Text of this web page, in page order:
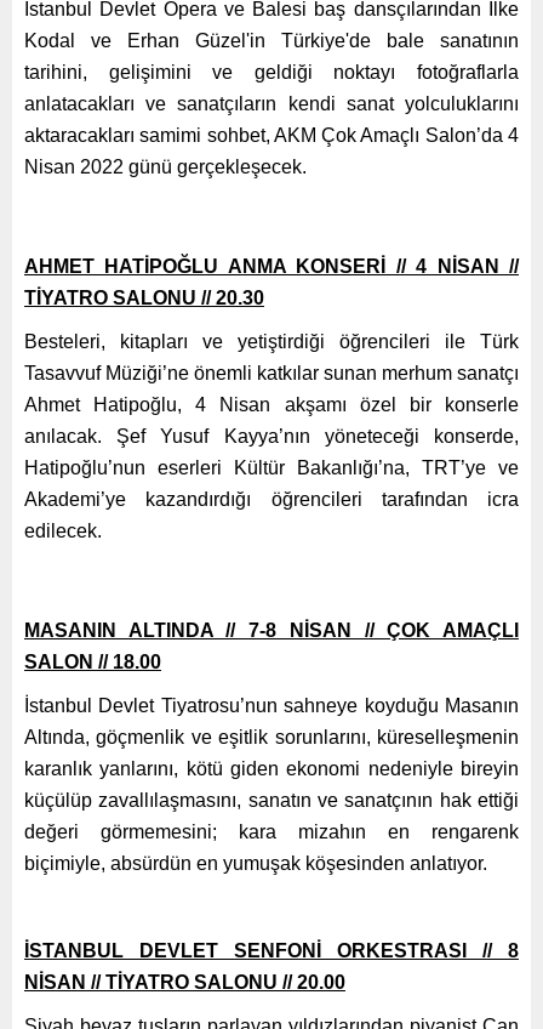
İstanbul Devlet Opera ve Balesi baş dansçılarından İlke
Kodal ve Erhan Güzel'in Türkiye'de bale sanatının
tarihini, gelişimini ve geldiği noktayı fotoğraflarla
anlatacakları ve sanatçıların kendi sanat yolculuklarını
aktaracakları samimi sohbet, AKM Çok Amaçlı Salon’da 4
Nisan 2022 günü gerçekleşecek.
AHMET HATİPOĞLU ANMA KONSERİ // 4 NİSAN //
TİYATRO SALONU // 20.30
Besteleri, kitapları ve yetiştirdiği öğrencileri ile Türk
Tasavvuf Müziği’ne önemli katkılar sunan merhum sanatçı
Ahmet Hatipoğlu, 4 Nisan akşamı özel bir konserle
anılacak. Şef Yusuf Kayya’nın yöneteceği konserde,
Hatipoğlu’nun eserleri Kültür Bakanlığı’na, TRT’ye ve
Akademi’ye kazandırdığı öğrencileri tarafından icra
edilecek.
MASANIN ALTINDA // 7-8 NİSAN // ÇOK AMAÇLI
SALON // 18.00
İstanbul Devlet Tiyatrosu’nun sahneye koyduğu Masanın
Altında, göçmenlik ve eşitlik sorunlarını, küreselleşmenin
karanlık yanlarını, kötü giden ekonomi nedeniyle bireyin
küçülüp zavallılaşmasını, sanatın ve sanatçının hak ettiği
değeri görmemesini; kara mizahın en rengarenk
biçimiyle, absürdün en yumuşak köşesinden anlatıyor.
İSTANBUL DEVLET SENFONİ ORKESTRASI // 8
NİSAN // TİYATRO SALONU // 20.00